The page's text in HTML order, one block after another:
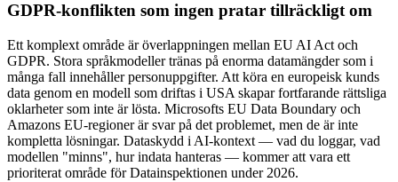
GDPR-konflikten som ingen pratar tillräckligt om
Ett komplext område är överlappningen mellan EU AI Act och
GDPR. Stora språkmodeller tränas på enorma datamängder som i
många fall innehåller personuppgifter. Att köra en europeisk kunds
data genom en modell som driftas i USA skapar fortfarande rättsliga
oklarheter som inte är lösta. Microsofts EU Data Boundary och
Amazons EU-regioner är svar på det problemet, men de är inte
kompletta lösningar. Dataskydd i AI-kontext — vad du loggar, vad
modellen "minns", hur indata hanteras — kommer att vara ett
prioriterat område för Datainspektionen under 2026.